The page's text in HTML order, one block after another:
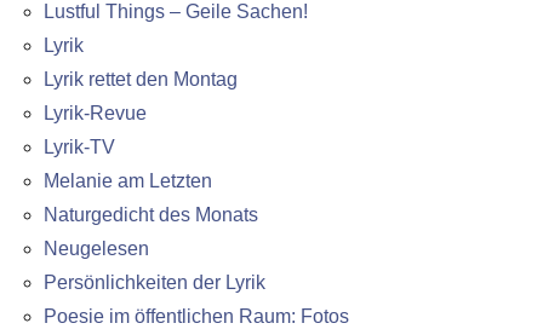
Lustful Things – Geile Sachen!
Lyrik
Lyrik rettet den Montag
Lyrik-Revue
Lyrik-TV
Melanie am Letzten
Naturgedicht des Monats
Neugelesen
Persönlichkeiten der Lyrik
Poesie im öffentlichen Raum: Fotos